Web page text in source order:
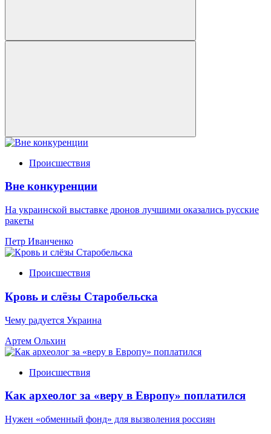
Происшествия
Вне конкуренции
На украинской выставке дронов лучшими оказались русские
ракеты
Петр Иванченко
Происшествия
Кровь и слёзы Старобельска
Чему радуется Украина
Артем Ольхин
Происшествия
Как археолог за «веру в Европу» поплатился
Нужен «обменный фонд» для вызволения россиян